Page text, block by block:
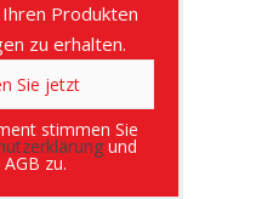
Produkten
zu erhalten.
stimmen Sie
und
zu.